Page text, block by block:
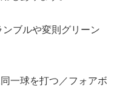
ンブルや変則グリーン
一球を打つ／フォアボ